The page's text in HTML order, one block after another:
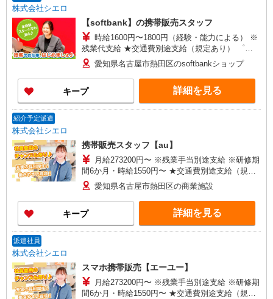
株式会社シエロ
【softbank】の携帯販売スタッフ
時給1600円〜1800円（経験・能力による） ※
残業代支給 ★交通費別途支給（規定あり） ゜
+゜・。○。・゜+゜・。○。・゜+゜ 入社祝い金10
万円支給(規定有) お友達を紹介頂くと, インセンテ
ィブ支給(規定有) ★月2回払い・週払い可能（規程
有）★ ゜・。○。・゜+゜・。○。・゜+゜
愛知県名古屋市熱田区のsoftbankショップ
キープ 詳細を見る
紹介予定派遣
株式会社シエロ
携帯販売スタッフ【au】
月給273200円〜 ※残業手当別途支給 ※研修期
間6か月・時給1550円〜 ★交通費別途支給（規定
あり） ゜+゜・。○。・゜+゜・。○。・゜+゜ 入
社祝い金10万円支給(規定有) お友達を紹介頂くと,
インセンティブ支給(規定有) ゜・。○。・゜
+゜・。○。・゜+゜
愛知県名古屋市熱田区の商業施設
キープ 詳細を見る
派遣社員
株式会社シエロ
スマホ携帯販売【エーユー】
月給273200円〜 ※残業手当別途支給 ※研修期
間6か月・時給1550円〜 ★交通費別途支給（規定